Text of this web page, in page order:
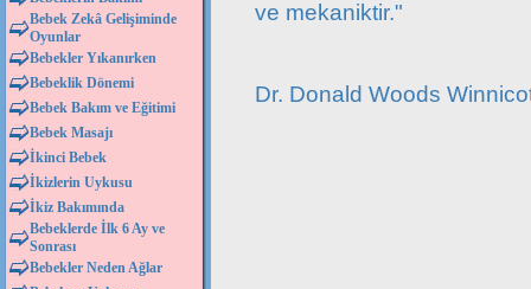
Bebek Zekâ Gelişiminde
Oyunlar
Bebekler Yıkanırken
Bebeklik Dönemi
Bebek Bakım ve Eğitimi
Bebek Masajı
İkinci Bebek
İkizlerin Uykusu
İkiz Bakımında
Bebeklerde İlk 6 Ay ve
Sonrası
Bebekler Neden Ağlar
ve mekaniktir."
Dr. Donald Woods